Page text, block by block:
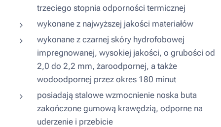
trzeciego stopnia odporności termicznej
wykonane z najwyższej jakości materiałów
wykonane z czarnej skóry hydrofobowej
impregnowanej, wysokiej jakości, o grubości od
2,0 do 2,2 mm, żaroodpornej, a także
wodoodpornej przez okres 180 minut
posiadają stalowe wzmocnienie noska buta
zakończone gumową krawędzią, odporne na
uderzenie i przebicie